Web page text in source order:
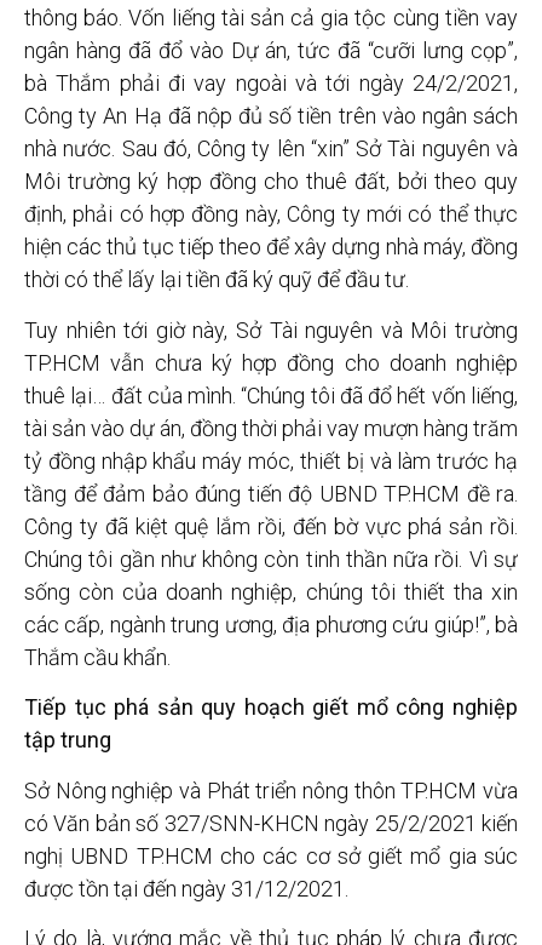
thông báo. Vốn liếng tài sản cả gia tộc cùng tiền vay
ngân hàng đã đổ vào Dự án, tức đã “cưỡi lưng cọp”,
bà Thắm phải đi vay ngoài và tới ngày 24/2/2021,
Công ty An Hạ đã nộp đủ số tiền trên vào ngân sách
nhà nước. Sau đó, Công ty lên “xin” Sở Tài nguyên và
Môi trường ký hợp đồng cho thuê đất, bởi theo quy
định, phải có hợp đồng này, Công ty mới có thể thực
hiện các thủ tục tiếp theo để xây dựng nhà máy, đồng
thời có thể lấy lại tiền đã ký quỹ để đầu tư.
Tuy nhiên tới giờ này, Sở Tài nguyên và Môi trường
TP.HCM vẫn chưa ký hợp đồng cho doanh nghiệp
thuê lại… đất của mình. “Chúng tôi đã đổ hết vốn liếng,
tài sản vào dự án, đồng thời phải vay mượn hàng trăm
tỷ đồng nhập khẩu máy móc, thiết bị và làm trước hạ
tầng để đảm bảo đúng tiến độ UBND TP.HCM đề ra.
Công ty đã kiệt quệ lắm rồi, đến bờ vực phá sản rồi.
Chúng tôi gần như không còn tinh thần nữa rồi. Vì sự
sống còn của doanh nghiệp, chúng tôi thiết tha xin
các cấp, ngành trung ương, địa phương cứu giúp!”, bà
Thắm cầu khẩn.
Tiếp tục phá sản quy hoạch giết mổ công nghiệp
tập trung
Sở Nông nghiệp và Phát triển nông thôn TP.HCM vừa
có Văn bản số 327/SNN-KHCN ngày 25/2/2021 kiến
nghị UBND TP.HCM cho các cơ sở giết mổ gia súc
được tồn tại đến ngày 31/12/2021.
Lý do là, vướng mắc về thủ tục pháp lý chưa được